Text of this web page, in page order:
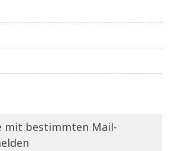
mit bestimmten Mail-